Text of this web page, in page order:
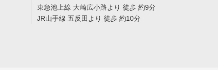
東急池上線 大崎広小路より 徒歩 約9分
JR山手線 五反田より 徒歩 約10分